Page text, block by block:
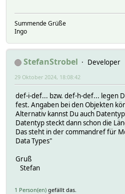
Summende Grüße
Ingo
StefanStrobel
Developer
29 Oktober 2024, 18:08:42
def-i-def... bzw. def-h-def... legen
fest. Angaben bei den Objekten
Alternativ kannst Du auch
Datentyp steckt dann schon die
Das steht in der commandref für
Data Types"
Gruß
Stefan
1 Person(en) gefällt das.